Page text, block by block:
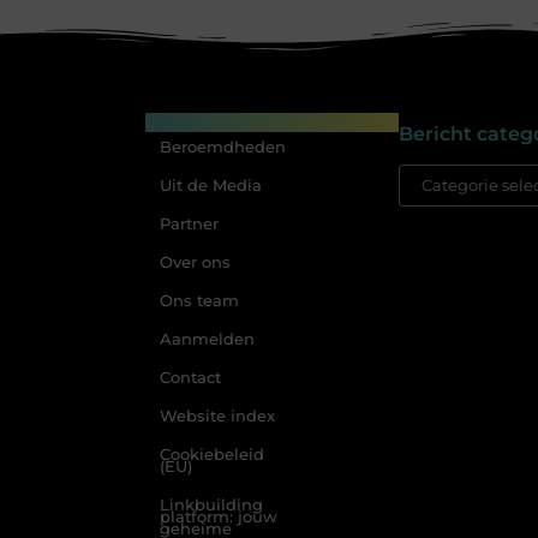
Beroemdheden
Uit de Media
Partner
Over ons
Ons team
Aanmelden
Contact
Website index
Cookiebeleid
(EU)
Linkbuilding
platform: jouw
geheime
Bericht